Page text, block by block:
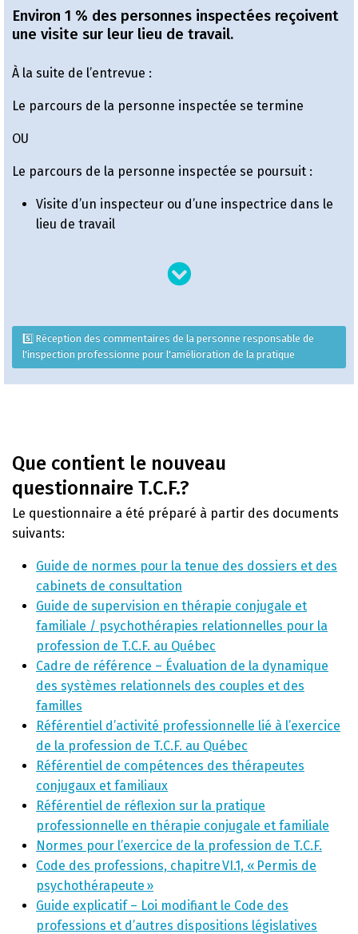
Environ 1 % des personnes inspectées reçoivent
une visite sur leur lieu de travail.
À la suite de l’entrevue :
Le parcours de la personne inspectée se termine
OU
Le parcours de la personne inspectée se poursuit :
Visite d’un inspecteur ou d’une inspectrice dans le
lieu de travail
5️⃣ Réception des commentaires de la personne responsable de
l'inspection professionne pour l'amélioration de la pratique
Que contient le nouveau
questionnaire T.C.F.?
Le questionnaire a été préparé à partir des documents
suivants:
Guide de normes pour la tenue des dossiers et des
cabinets de consultation
Guide de supervision en thérapie conjugale et
familiale / psychothérapies relationnelles pour la
profession de T.C.F. au Québec
Cadre de référence – Évaluation de la dynamique
des systèmes relationnels des couples et des
familles
Référentiel d’activité professionnelle lié à l’exercice
de la profession de T.C.F. au Québec
Référentiel de compétences des thérapeutes
conjugaux et familiaux
Référentiel de réflexion sur la pratique
professionnelle en thérapie conjugale et familiale
Normes pour l’exercice de la profession de T.C.F.
Code des professions, chapitre VI.1, « Permis de
psychothérapeute »
Guide explicatif – Loi modifiant le Code des
professions et d’autres dispositions législatives